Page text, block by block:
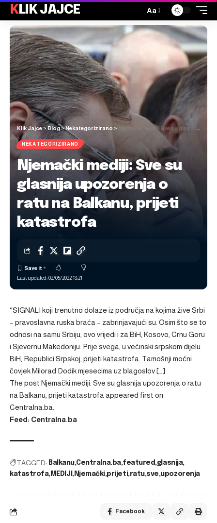
KLIK JAJCE Aa
Klik Jajce> Blog>Nekategorizirano > Njemački mediji: Sve su glasnija upozorenja o ratu na Balkanu, prijeti katastrofa
NEKATEGORIZIRANO
Njemački mediji: Sve su
glasnija upozorenja o
ratu na Balkanu, prijeti
katastrofa
Last updated: 02/05/2022 18:21
“SIGNALI koji trenutno dolaze iz područja na kojima žive Srbi
– pravoslavna ruska braća – zabrinjavajući su. Osim što se to
odnosi na samu Srbiju, ovo vrijedi i za BiH, Kosovo, Crnu Goru
i Sjevernu Makedoniju. Prije svega, u većinski srpskom dijelu
BiH, Republici Srpskoj, prijeti katastrofa. Tamošnji moćni
čovjek Milorad Dodik mjesecima uz blagoslov […]
The post Njemački mediji: Sve su glasnija upozorenja o ratu
na Balkanu, prijeti katastrofa appeared first on
Centralna.ba
Feed: Centralna.ba
TAGGED: Balkanu Centralna.ba featured glasnija
katastrofa MEDIJI Njemački prijeti ratu sve upozorenja
Facebook